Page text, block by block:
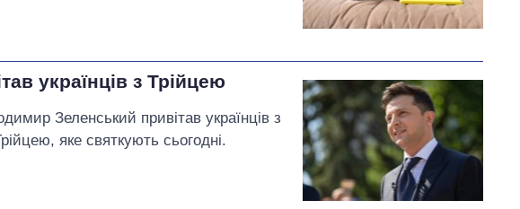
українців з Трійцею
Зеленський привітав українців з
яке святкують сьогодні.